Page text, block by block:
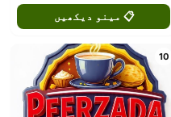
📋 مینو دیکھیں
10